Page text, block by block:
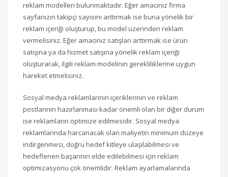
reklam modelleri bulunmaktadır. Eğer amacınız firma
sayfanızın takipçi sayısını arttırmak ise buna yönelik bir
reklam içeriği oluşturup, bu model üzerinden reklam
vermelisiniz. Eğer amacınız satışları arttırmak ise ürün
satışına ya da hizmet satışına yönelik reklam içeriği
oluşturarak, ilgili reklam modelinin gerekliliklerine uygun
hareket etmelisiniz.
Sosyal medya reklamlarının içeriklerinin ve reklam
postlarının hazırlanması kadar önemli olan bir diğer durum
ise reklamların optimize edilmesidir. Sosyal medya
reklamlarında harcanacak olan maliyetin minimum düzeye
indirgenmesi, doğru hedef kitleye ulaşılabilmesi ve
hedeflenen başarının elde edilebilmesi için reklam
optimizasyonu çok önemlidir. Reklam ayarlamalarında